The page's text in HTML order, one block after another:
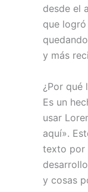
desde el
que
y más
¿Por qué
Es un
usar
aquí».
texto por
y cosas